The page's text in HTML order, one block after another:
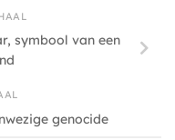
symbool van een
genocide